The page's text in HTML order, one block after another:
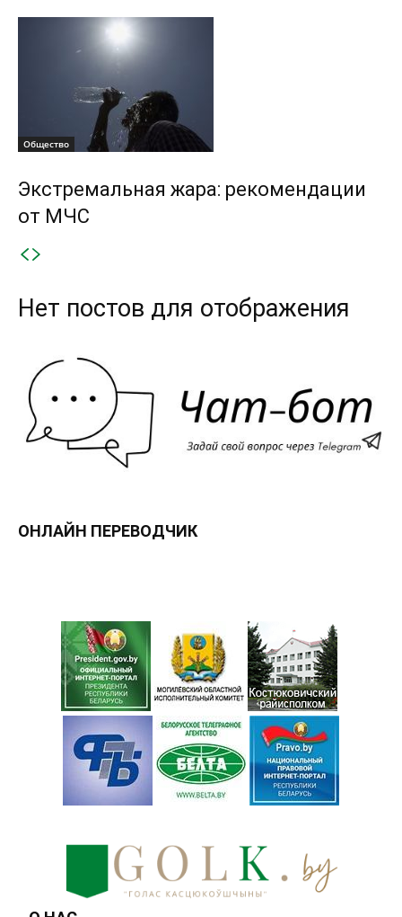
Общество
Экстремальная жара: рекомендации
от МЧС
Нет постов для отображения
ОНЛАЙН ПЕРЕВОДЧИК